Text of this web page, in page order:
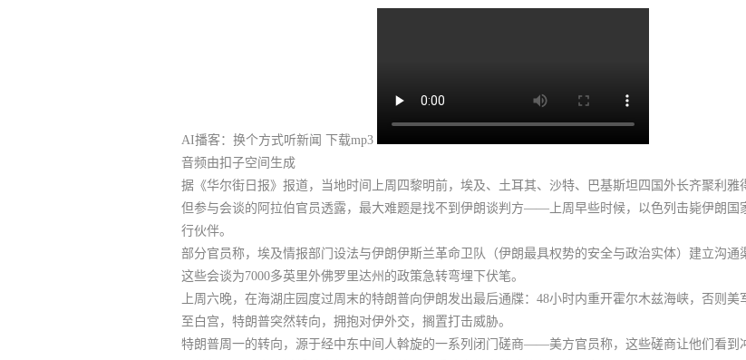
AI播客：换个方式听新闻 下载mp3
音频由扣子空间生成
据《华尔街日报》报道，当地时间上周四黎明前，埃及、土耳其、沙特、巴基斯坦四国外长齐聚利雅
但参与会谈的阿拉伯官员透露， 最大难题是找不到伊朗谈判方——上周早些时候，以色列击毙伊朗国
行伙伴。
部分官员称，埃及情报部门设法与伊朗伊斯兰革命卫队（伊朗最具权势的安全与政治实体）建立沟通
这些会谈为7000多英里外佛罗里达州的政策急转弯埋下伏笔。
上周六晚，在海湖庄园度过周末的特朗普向伊朗发出最后通牒：48小时内重开霍尔木兹海峡，否则
至白宫，特朗普突然转向，拥抱对伊外交，搁置打击威胁。
特朗普周一的转向，源于经中东中间人斡旋的一系列闭门磋商——美方官员称，这些磋商让他们看到